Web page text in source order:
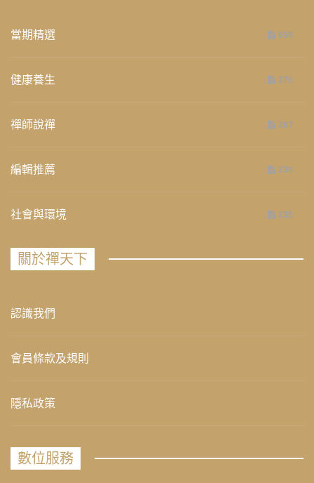
當期精選 658
健康養生 276
禪師說禪 267
編輯推薦 236
社會與環境 235
關於禪天下
認識我們
會員條款及規則
隱私政策
數位服務